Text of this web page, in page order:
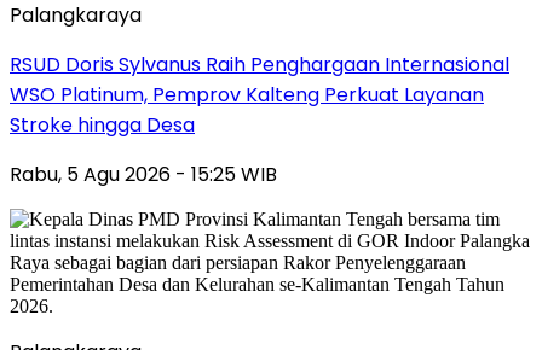
Palangkaraya
RSUD Doris Sylvanus Raih Penghargaan Internasional
WSO Platinum, Pemprov Kalteng Perkuat Layanan
Stroke hingga Desa
Rabu, 5 Agu 2026 - 15:25 WIB